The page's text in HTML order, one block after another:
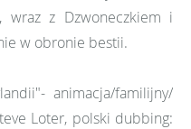
wraz z Dzwoneczkiem i
w obronie bestii.
animacja/familijny/
Loter, polski dubbing: